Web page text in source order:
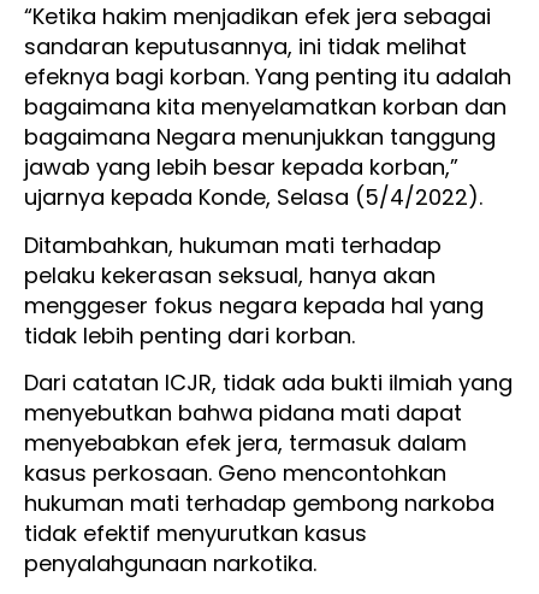
“Ketika hakim menjadikan efek jera sebagai
sandaran keputusannya, ini tidak melihat
efeknya bagi korban. Yang penting itu adalah
bagaimana kita menyelamatkan korban dan
bagaimana Negara menunjukkan tanggung
jawab yang lebih besar kepada korban,”
ujarnya kepada Konde, Selasa (5/4/2022).
Ditambahkan, hukuman mati terhadap
pelaku kekerasan seksual, hanya akan
menggeser fokus negara kepada hal yang
tidak lebih penting dari korban.
Dari catatan ICJR, tidak ada bukti ilmiah yang
menyebutkan bahwa pidana mati dapat
menyebabkan efek jera, termasuk dalam
kasus perkosaan. Geno mencontohkan
hukuman mati terhadap gembong narkoba
tidak efektif menyurutkan kasus
penyalahgunaan narkotika.